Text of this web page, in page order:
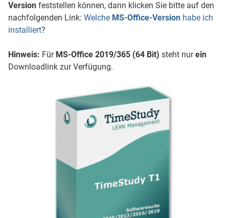
Version feststellen können, dann klicken Sie bitte auf den
nachfolgenden Link: Welche MS-Office-Versionhabe ich
installiert?
Hinweis: Für MS-Office 2019/365 (64 Bit) steht nurein
Downloadlink zur Verfügung.